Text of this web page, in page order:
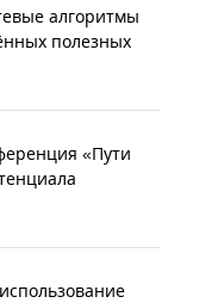
алгоритмы
полезных
«Пути